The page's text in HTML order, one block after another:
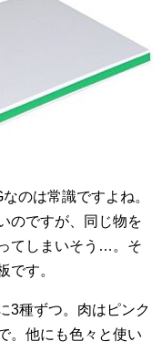
のは常識ですよね。
のですが、同じ物を
てしまいそう…。そ
です。
3種ずつ。肉はピンク
。他にも色々と使い